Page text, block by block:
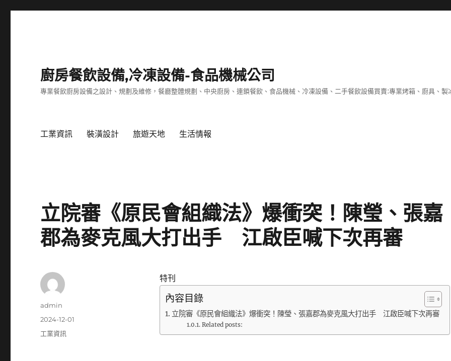
廚房餐飲設備,冷凍設備-食品機械公司
專業餐飲廚房設備之設計、規劃及維修，餐廳整體規劃、中央廚房、連鎖餐飲、食品機械、冷凍設備、二手餐飲設備買賣:專業烤箱、廚具、
工業資訊 裝潢設計 旅遊天地 生活情報
立院審《原民會組織法》爆衝突！陳瑩、張嘉
郡為麥克風大打出手 江啟臣喊下次再審
特刊
內容目錄
立院審《原民會組織法》爆衝突！陳瑩、張嘉郡為麥克風大打出手 江啟臣喊下次再審
Related posts:
作
admin
發
2024-12-01
分
工業資訊